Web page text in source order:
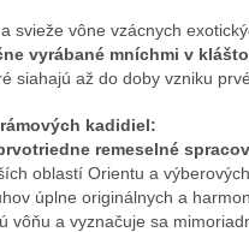
svieže vône vzácnych
vyrábané mníchmi v
siahajú až do doby vzniku
kadidiel:
remeselné
oblastí Orientu a
úplne originálnych a
vôňu a vyznačuje sa